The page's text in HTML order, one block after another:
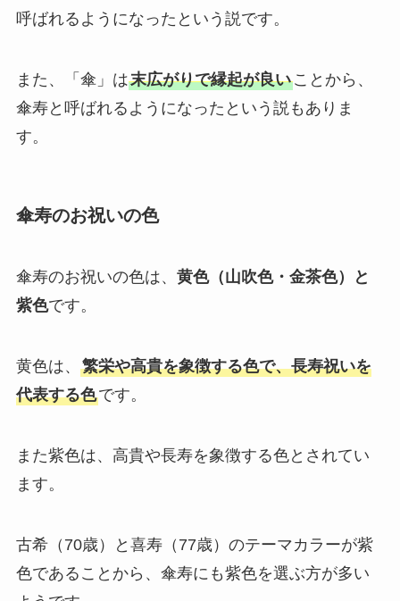
冠婚葬祭マナー
お客様の声
呼ばれるようになったという説です。
また、「傘」は末広がりで縁起が良いことから、
傘寿と呼ばれるようになったという説もありま
す。
傘寿のお祝いの色
傘寿のお祝いの色は、 黄色（山吹色・金茶色）と
紫色です。
黄色は、 繁栄や高貴を象徴する色で、長寿祝いを
代表する色です。
また紫色は、高貴や長寿を象徴する色とされてい
ます。
古希（70歳）と喜寿（77歳）のテーマカラーが紫
色であることから、傘寿にも紫色を選ぶ方が多い